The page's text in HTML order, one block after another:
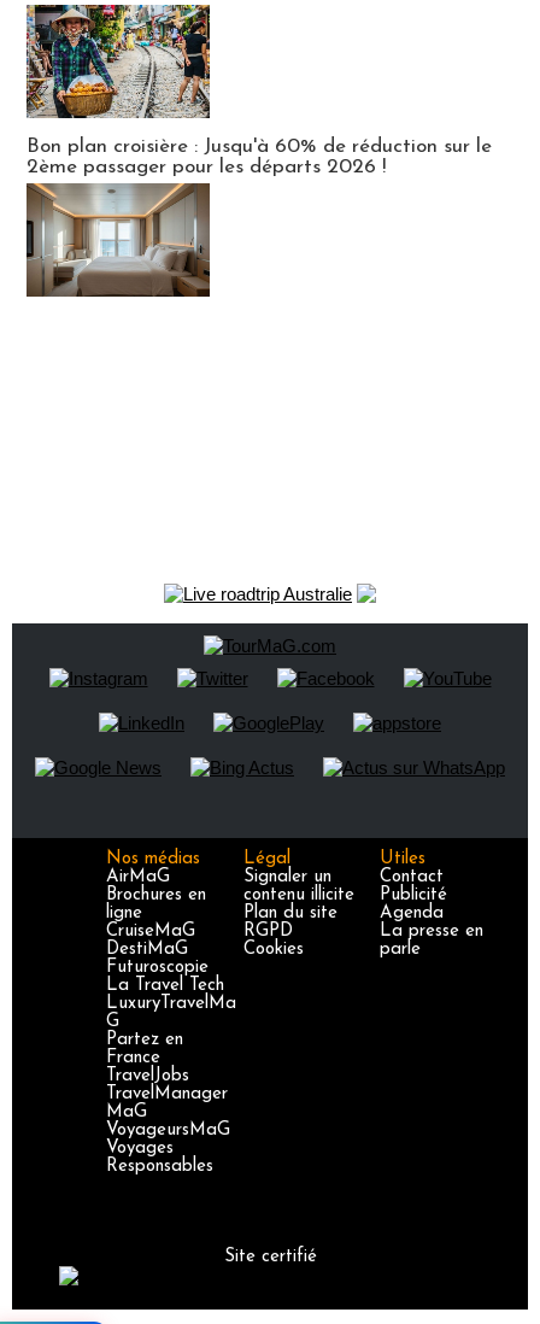
Bon plan croisière : Jusqu'à 60% de réduction sur le
2ème passager pour les départs 2026 !
Nos médias
AirMaG
Brochures en
ligne
CruiseMaG
DestiMaG
Futuroscopie
La Travel Tech
LuxuryTravelMa
G
Partez en
France
TravelJobs
TravelManager
MaG
VoyageursMaG
Voyages
Responsables
Légal
Signaler un
contenu illicite
Plan du site
RGPD
Cookies
Utiles
Contact
Publicité
Agenda
La presse en
parle
Site certifié